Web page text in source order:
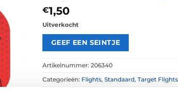
€1,50
Uitverkocht
Artikelnummer: 206340
Categorieën: Flights, Standaard, Target Flights